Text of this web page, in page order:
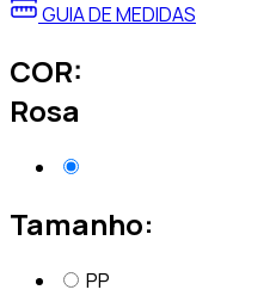
GUIA DE MEDIDAS
COR:
Rosa
Tamanho:
PP